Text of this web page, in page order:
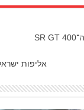
אפריליה מציגה את ה־SR GT 400
אליפות